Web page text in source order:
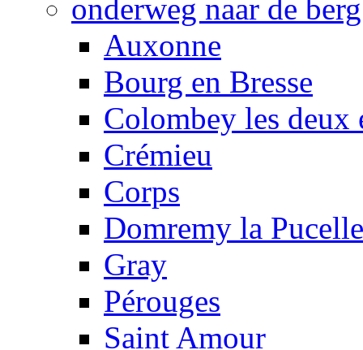
onderweg naar de
Auxonne
Bourg en Bresse
Colombey les deux
Crémieu
Corps
Domremy la Pucelle
Gray
Pérouges
Saint Amour